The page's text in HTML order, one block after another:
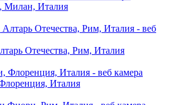
Милан, Италия
Отечества, Рим, Италия
Италия